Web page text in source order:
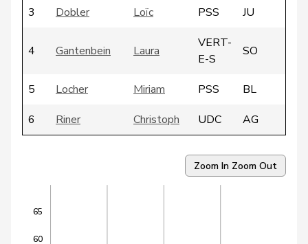
3
Dobler Loïc PSS JU
4 Gantenbein Laura
VERT-
E-S
SO
5 Locher Miriam PSS
BL
6
Riner Christoph UDC AG
E-S
BS
Zoom In Zoom Out
60
65